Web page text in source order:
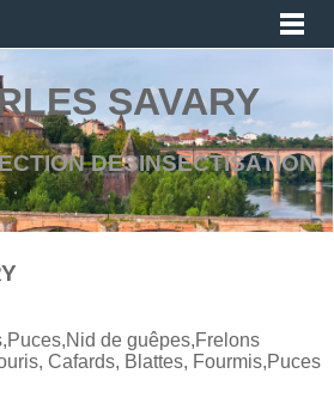
SAVARY
DESINSECTISATION
de guêpes,Frelons
Cafards, Blattes, Fourmis,Puces